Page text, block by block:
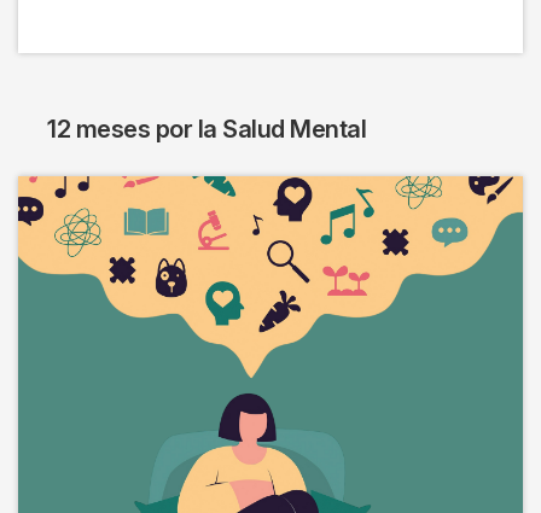
12 meses por la Salud Mental
Imagen